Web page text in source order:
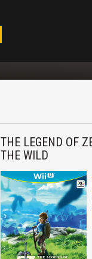
THE LEGEND OF
THE WILD